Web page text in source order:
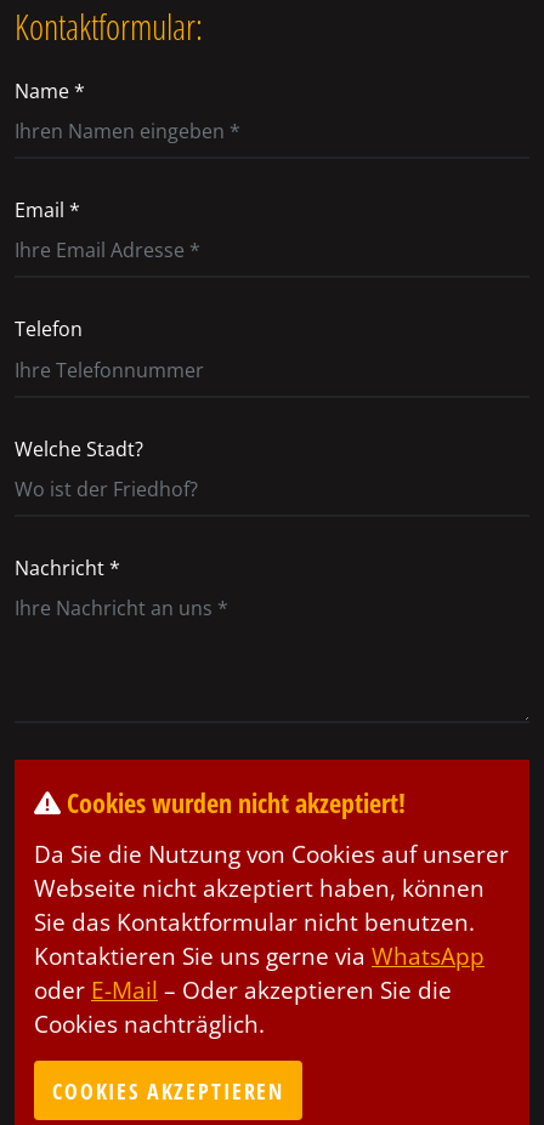
Kontaktformular:
Name *
Email *
Telefon
Welche Stadt?
Nachricht *
Cookies wurden nicht akzeptiert!
Da Sie die Nutzung von Cookies auf unserer
Webseite nicht akzeptiert haben, können
Sie das Kontaktformular nicht benutzen.
Kontaktieren Sie uns gerne via WhatsApp
oder E-Mail – Oder akzeptieren Sie die
Cookies nachträglich.
COOKIES AKZEPTIEREN